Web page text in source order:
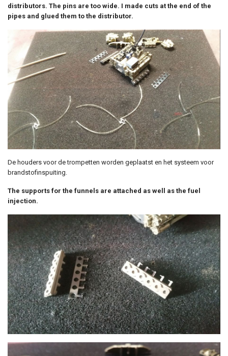
distributors. The pins are too wide. I made cuts at the end of the
pipes and glued them to the distributor.
De houders voor de trompetten worden geplaatst en het systeem voor
brandstofinspuiting.
The supports for the funnels are attached as well as the fuel
injection.